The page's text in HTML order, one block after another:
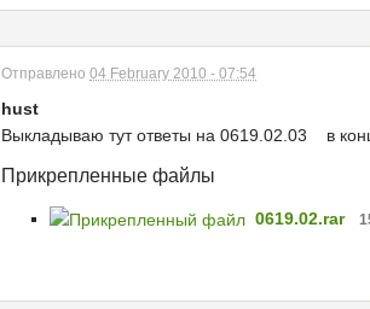
Отправлено 04 February 2010 - 07:54
hust
Выкладываю тут ответы на 0619.02.03 в
Прикрепленные файлы
0619.02.rar